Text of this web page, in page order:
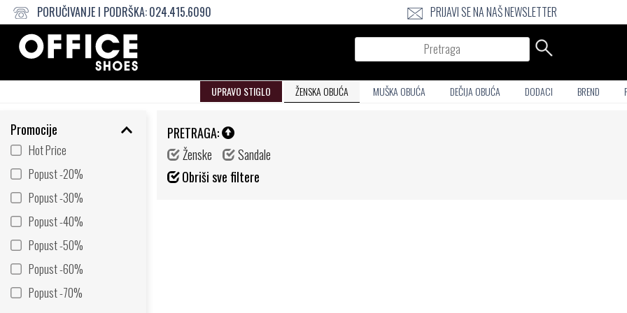
PORUČIVANJE I PODRŠKA:024.415.6090 PRIJAVI SE NA NAŠ NEWSLETTER
Pretraga
UPRAVO STIGLO ŽENSKA OBUĆA MUŠKA OBUĆA DEČIJA OBUĆA DODACI BREND
Promocije
Hot Price
Popust -20%
Popust -30%
Popust -40%
Popust -50%
Popust -60%
Popust -70%
PRETRAGA:
Ženske
Sandale
Obriši sve filtere